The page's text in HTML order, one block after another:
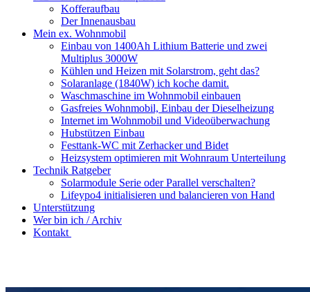
Kofferaufbau
Der Innenausbau
Mein ex. Wohnmobil
Einbau von 1400Ah Lithium Batterie und zwei
Multiplus 3000W
Kühlen und Heizen mit Solarstrom, geht das?
Solaranlage (1840W) ich koche damit.
Waschmaschine im Wohnmobil einbauen
Gasfreies Wohnmobil, Einbau der Dieselheizung
Internet im Wohnmobil und Videoüberwachung
Hubstützen Einbau
Festtank-WC mit Zerhacker und Bidet
Heizsystem optimieren mit Wohnraum Unterteilung
Technik Ratgeber
Solarmodule Serie oder Parallel verschalten?
Lifeypo4 initialisieren und balancieren von Hand
Unterstützung
Wer bin ich / Archiv
Kontakt